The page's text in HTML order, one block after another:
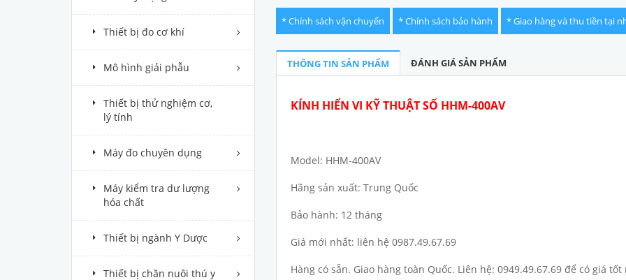
Thiết bị đo cơ khí
Mô hình giải phẫu
Thiết bị thử nghiệm cơ,
lý tính
Máy đo chuyên dụng
Máy kiểm tra dư lượng
hóa chất
Thiết bị ngành Y Dược
Thiết bị chăn nuôi thú y
* Chính sách vận chuyển * Chính sách bảo hành * Giao hàng và thu tiền tại
THÔNG TIN SẢN PHẨM ĐÁNH GIÁ SẢN PHẨM
KÍNH HIỂN VI KỸ THUẬT SỐ HHM-400AV
Model: HHM-400AV
Hãng sản xuất: Trung Quốc
Bảo hành: 12 tháng
Giá mới nhất: liên hệ 0987.49.67.69
Hàng có sẵn. Giao hàng toàn Quốc. Liên hệ: 0949.49.67.69 để có giá tốt